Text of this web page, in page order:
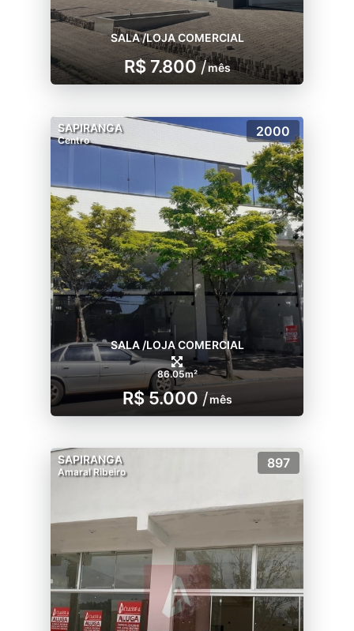
SALA /LOJA COMERCIAL
R$ 7.800 / mês
SAPIRANGA
Centro
2000
SALA /LOJA COMERCIAL
86.05m²
R$ 5.000 /mês
SAPIRANGA
Amaral Ribeiro
897